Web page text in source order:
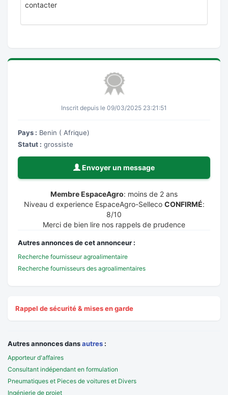
contacter
Inscrit depuis le 09/03/2025 23:21:51
Pays : Benin ( Afrique)
Statut : grossiste
Envoyer un message
Membre EspaceAgro: moins de 2 ans
Niveau d experience EspaceAgro-Selleco CONFIRMÉ:
8/10
Merci de bien lire nos rappels de prudence
Autres annonces de cet annonceur :
Recherche fournisseur agroalimentaire
Recherche fournisseurs des agroalimentaires
Rappel de sécurité & mises en garde
Autres annonces dansautres :
Apporteur d'affaires
Consultant indépendant en formulation
Pneumatiques et Pieces de voitures et Divers
Ingénierie de projet